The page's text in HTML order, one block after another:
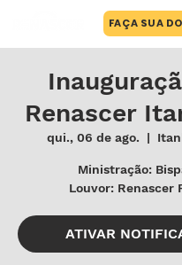
FAÇA SUA
Renascer
qui., 06 de ago.
  |
Ministração:
Louvor: Renascer
ATIVAR